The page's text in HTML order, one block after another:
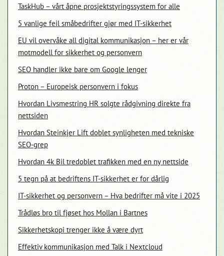
TaskHub – vårt åpne prosjektstyringssystem for alle
5 vanlige feil småbedrifter gjør med IT-sikkerhet
EU vil overvåke all digital kommunikasjon – her er vår
motmodell for sikkerhet og personvern
SEO handler ikke bare om Google lenger
Proton – Europeisk personvern i fokus
Hvordan Livsmestring HR solgte rådgivning direkte fra
nettsiden
Hvordan Steinkjer Lift doblet synligheten med tekniske
SEO-grep
Hvordan 4k Bil tredoblet trafikken med en ny nettside
5 tegn på at bedriftens IT-sikkerhet er for dårlig
IT-sikkerhet og personvern – Hva bedrifter må vite i 2025
Trådløs bro til fjøset hos Mollan i Bartnes
Sikkerhetskopi trenger ikke å være dyrt
Effektiv kommunikasjon med Talk i Nextcloud